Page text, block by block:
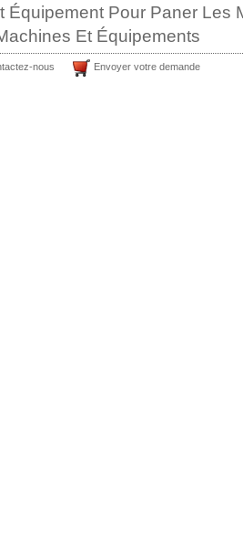
Équipement Pour Paner Les
Et Équipements
nous Envoyer votre demande